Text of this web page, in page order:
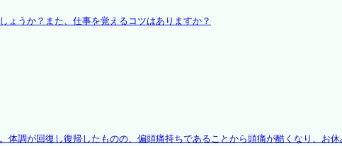
ょうか？また、仕事を覚えるコツはありますか？
調が回復し復帰したものの、偏頭痛持ちであることから頭痛が酷くなり、お